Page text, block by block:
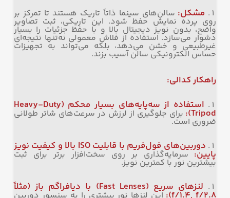
مشکل: سالن‌های سینما ذاتاً تاریک هستند تا تمرکز بر
روی پرده نمایش حفظ شود. این تاریکی، ثبت تصاویر
واضح، بدون نویز دیجیتال بالا و با حفظ جزئیات را بسیار
دشوار می‌سازد. استفاده از فلاش معمولی نه‌تنها نتیجه‌ای
غیرطبیعی و خشن می‌دهد، بلکه می‌تواند به تجهیزات
حساس الکترونیکی سالن آسیب بزند.
راهکار کدالی:
استفاده از سه‌پایه‌های بسیار محکم (Heavy-Duty
Tripod): برای جلوگیری از لرزش در سرعت‌های شاتر طولانی
ضروری است.
دوربین‌های فول‌فریم با قابلیتISO بالا و کیفیت نویز
پایین: سرمایه‌گذاری بر روی سخت‌افزار برتر برای ثبت
بیشترین نور با کمترین نویز.
لنزهای سریع (Fast Lenses) با دیافراگم باز(مثلاً